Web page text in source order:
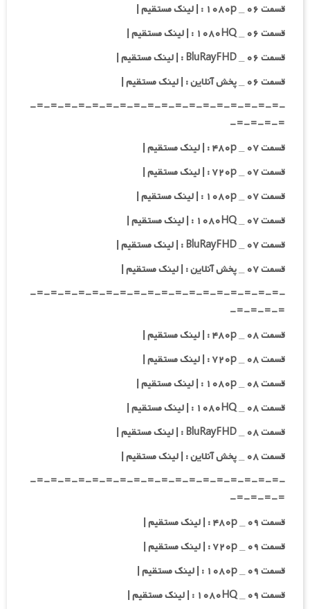
قسمت ۰۶ _ ۱۰۸۰p : | لینک مستقیم |
قسمت ۰۶ _ ۱۰۸۰HQ : | لینک مستقیم |
قسمت ۰۶ _ BluRayFHD : | لینک مستقیم |
قسمت ۰۶ _ پخش آنلاین : | لینک مستقیم |
-=-=-=-=-=-=-=-=-=-=-=-=-=-=-=-=-=-=-
=-=-=-=-
قسمت ۰۷ _ ۴۸۰p : | لینک مستقیم |
قسمت ۰۷ _ ۷۲۰p : | لینک مستقیم |
قسمت ۰۷ _ ۱۰۸۰p : | لینک مستقیم |
قسمت ۰۷ _ ۱۰۸۰HQ : | لینک مستقیم |
قسمت ۰۷ _ BluRayFHD : | لینک مستقیم |
قسمت ۰۷ _ پخش آنلاین : | لینک مستقیم |
-=-=-=-=-=-=-=-=-=-=-=-=-=-=-=-=-=-=-
=-=-=-=-
قسمت ۰۸ _ ۴۸۰p : | لینک مستقیم |
قسمت ۰۸ _ ۷۲۰p : | لینک مستقیم |
قسمت ۰۸ _ ۱۰۸۰p : | لینک مستقیم |
قسمت ۰۸ _ ۱۰۸۰HQ : | لینک مستقیم |
قسمت ۰۸ _ BluRayFHD : | لینک مستقیم |
قسمت ۰۸ _ پخش آنلاین : | لینک مستقیم |
-=-=-=-=-=-=-=-=-=-=-=-=-=-=-=-=-=-=-
=-=-=-=-
قسمت ۰۹ _ ۴۸۰p : | لینک مستقیم |
قسمت ۰۹ _ ۷۲۰p : | لینک مستقیم |
قسمت ۰۹ _ ۱۰۸۰p : | لینک مستقیم |
قسمت ۰۹ _ ۱۰۸۰HQ : | لینک مستقیم |